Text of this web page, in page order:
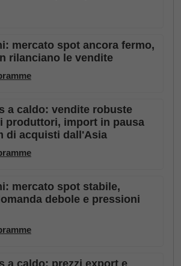
mercato spot ancora fermo,
rilanciano le vendite
a caldo: vendite robuste
produttori, import in pausa
di acquisti dall'Asia
mercato spot stabile,
debole e pressioni
a caldo: prezzi export e